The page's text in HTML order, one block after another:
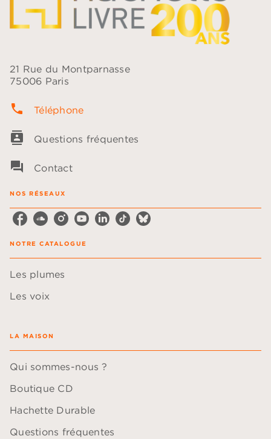
21 Rue du Montparnasse
75006 Paris
phone Téléphone
contacts Questions fréquentes
question_answer Contact
NOS RÉSEAUX
NOTRE CATALOGUE
Les plumes
Les voix
LA MAISON
Qui sommes-nous ?
Boutique CD
Hachette Durable
Questions fréquentes